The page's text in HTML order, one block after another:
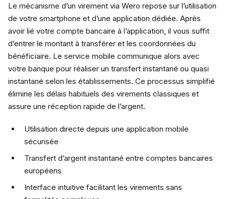
Le mécanisme d’un virement via Wero repose sur l’utilisation
de votre smartphone et d’une application dédiée. Après
avoir lié votre compte bancaire à l’application, il vous suffit
d’entrer le montant à transférer et les coordonnées du
bénéficiaire. Le service mobile communique alors avec
votre banque pour réaliser un transfert instantané ou quasi
instantané selon les établissements. Ce processus simplifié
élimine les délais habituels des virements classiques et
assure une réception rapide de l’argent.
Utilisation directe depuis une application mobile
sécurisée
Transfert d’argent instantané entre comptes bancaires
européens
Interface intuitive facilitant les virements sans